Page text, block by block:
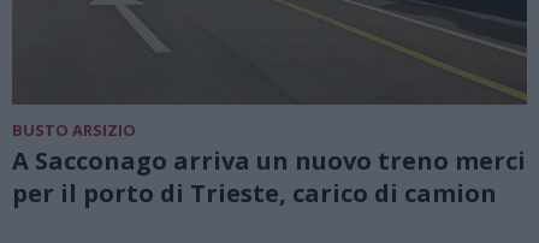
BUSTO ARSIZIO
A Sacconago arriva un nuovo treno merci
per il porto di Trieste, carico di camion